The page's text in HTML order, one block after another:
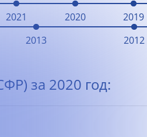
2021 2020 2019
2013 2012
за 2020 год: